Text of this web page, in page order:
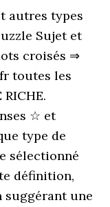
autres types
Sujet et
croisés ⇒
toutes les
☆ et
type de
sélectionné
définition,
une